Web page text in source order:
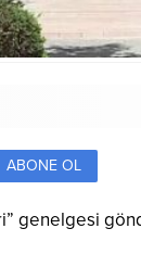
ABONE OL
genelgesi